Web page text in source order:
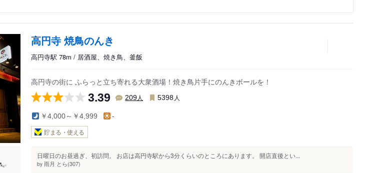
高円寺 焼鳥のんき
高円寺駅 78m / 居酒屋、焼き鳥、釜飯
高円寺の街に ふらっと立ち寄れる大衆酒場！焼き鳥片手にのんきボールを！
3.39 209人 5398 人
￥4,000～￥4,999 -
貯まる・使える
日曜日のお昼過ぎ、初訪問。 お店は高円寺駅から3分くらいのところにあります。 開店直後とい...
by 雨月 とら(307)